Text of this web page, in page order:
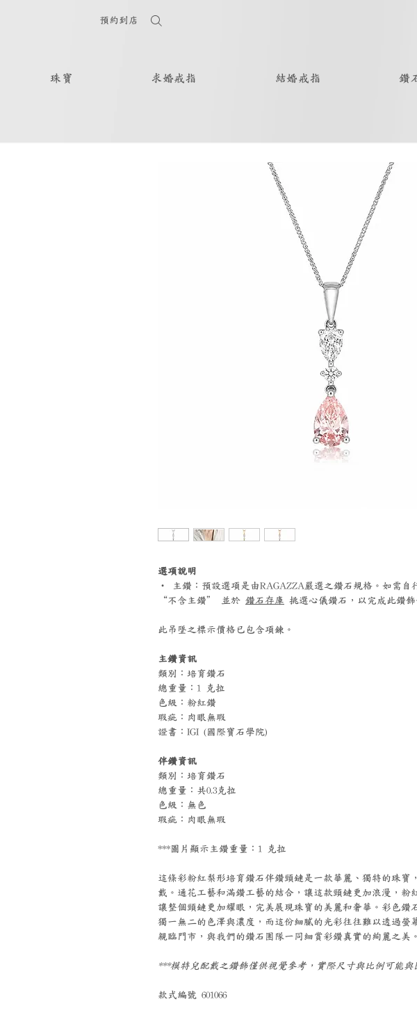
預約到店
珠寶 求婚戒指 結婚戒指 鑽
選項說明
‧ 主鑽：預設選項是由RAGAZZA嚴選之鑽石規格。如需自
“不含主鑽” 並於 鑽石存庫 挑選心儀鑽石，以完成此鑽飾
此吊墜之標示價格已包含項鍊。
主鑽資訊
類別：培育鑽石
總重量：1 克拉
色級：粉紅鑽
瑕疵：肉眼無瑕
證書：IGI (國際寶石學院)
伴鑽資訊
類別：培育鑽石
總重量：共0.3克拉
色級：無色
瑕疵：肉眼無瑕
***圖片顯示主鑽重量：1 克拉
這條彩粉紅梨形培育鑽石伴鑽頸鏈是一款華麗、獨特的珠寶
戴。通花工藝和滿鑽工藝的結合，讓這款頸鏈更加浪漫，粉
讓整個頸鏈更加耀眼，完美展現珠寶的美麗和奢華。彩色鑽
獨一無二的色澤與濃度，而這份細膩的光彩往往難以透過螢
親臨門市，與我們的鑽石團隊一同細賞彩鑽真實的絢麗之美。
***模特兒配戴之鑽飾僅供視覺參考，實際尺寸與比例可能與
款式編號 601066